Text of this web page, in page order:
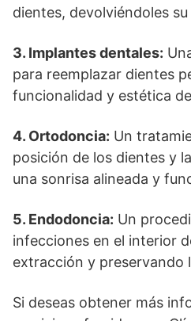
dientes, devolviéndoles
3. Implantes dentales:
para reemplazar dientes
funcionalidad y estética
4. Ortodoncia: Un
posición de los dientes y
una sonrisa alineada y
5. Endodoncia: Un
infecciones en el interior
extracción y preservando
Si deseas obtener más